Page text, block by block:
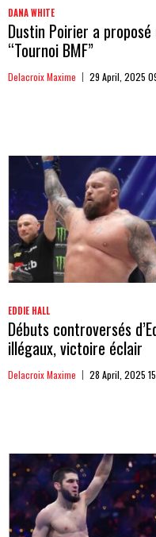
DANA WHITE
Dustin Poirier a
“Tournoi BMF”
Delacroix Maxime 29 April, 2025
EDDIE HALL
Débuts controversés
illégaux, victoire éclair
Delacroix Maxime 28 April, 2025